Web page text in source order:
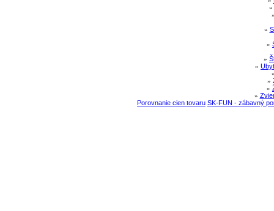
»
»
»
»
»
»
»
»
Porovnanie cien tovaru SK-FUN - zábavný